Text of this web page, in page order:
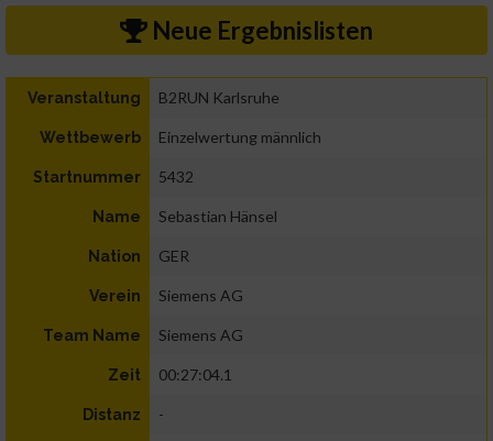
Neue Ergebnislisten
Veranstaltung B2RUN Karlsruhe
Wettbewerb Einzelwertung männlich
Startnummer 5432
Name Sebastian Hänsel
Nation GER
Verein Siemens AG
Team Name Siemens AG
Zeit 00:27:04.1
Distanz -